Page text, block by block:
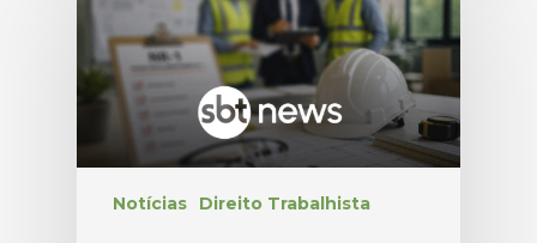
Notícias Direito Trabalhista